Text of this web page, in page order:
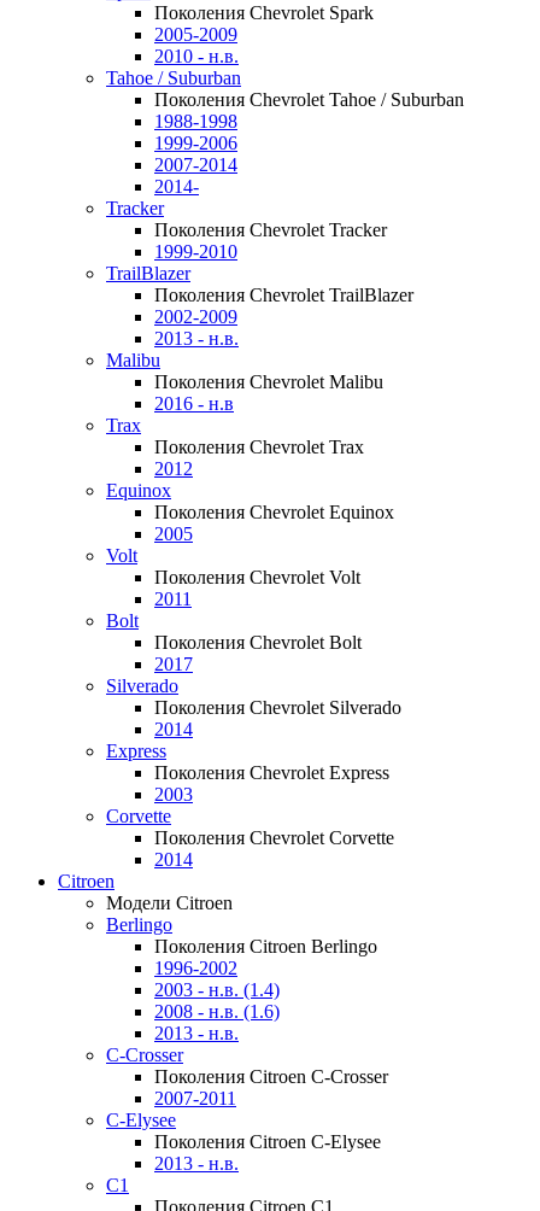
Поколения Chevrolet Spark
2005-2009
2010 - н.в.
Tahoe / Suburban
Поколения Chevrolet Tahoe / Suburban
1988-1998
1999-2006
2007-2014
2014-
Tracker
Поколения Chevrolet Tracker
1999-2010
TrailBlazer
Поколения Chevrolet TrailBlazer
2002-2009
2013 - н.в.
Malibu
Поколения Chevrolet Malibu
2016 - н.в
Trax
Поколения Chevrolet Trax
2012
Equinox
Поколения Chevrolet Equinox
2005
Volt
Поколения Chevrolet Volt
2011
Bolt
Поколения Chevrolet Bolt
2017
Silverado
Поколения Chevrolet Silverado
2014
Express
Поколения Chevrolet Express
2003
Corvette
Поколения Chevrolet Corvette
2014
Citroen
Модели Citroen
Berlingo
Поколения Citroen Berlingo
1996-2002
2003 - н.в. (1.4)
2008 - н.в. (1.6)
2013 - н.в.
C-Crosser
Поколения Citroen C-Crosser
2007-2011
C-Elysee
Поколения Citroen C-Elysee
2013 - н.в.
C1
Поколения Citroen C1